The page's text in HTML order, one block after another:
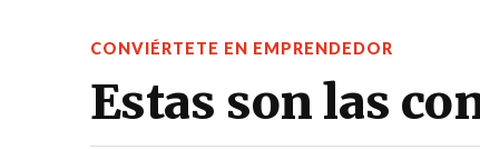
CONVIÉRTETE EN EMPRENDEDOR
Estas son las